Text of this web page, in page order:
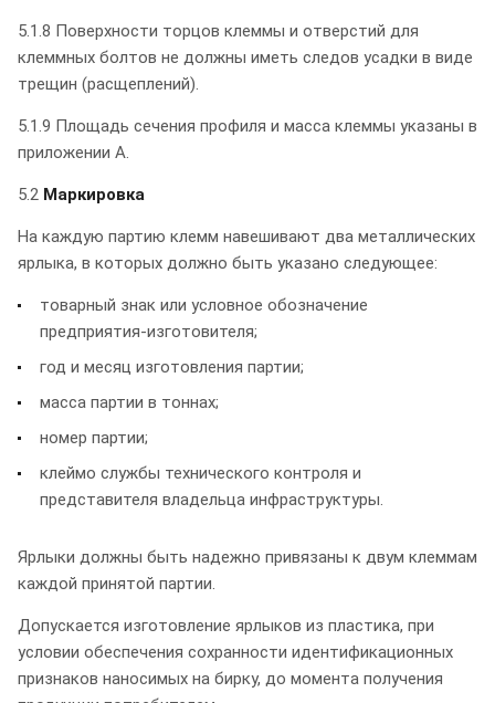
5.1.8 Поверхности торцов клеммы и отверстий для
клеммных болтов не должны иметь следов усадки в виде
трещин (расщеплений).
5.1.9 Площадь сечения профиля и масса клеммы указаны в
приложении А.
5.2 Маркировка
На каждую партию клемм навешивают два металлических
ярлыка, в которых должно быть указано следующее:
товарный знак или условное обозначение
предприятия-изготовителя;
год и месяц изготовления партии;
масса партии в тоннах;
номер партии;
клеймо службы технического контроля и
представителя владельца инфраструктуры.
Ярлыки должны быть надежно привязаны к двум клеммам
каждой принятой партии.
Допускается изготовление ярлыков из пластика, при
условии обеспечения сохранности идентификационных
признаков наносимых на бирку, до момента получения